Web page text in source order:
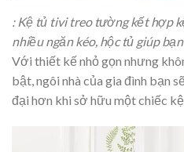
: Kệ tủ tivi treo tường kết hợp
nhiều ngăn kéo, hộc tủ giúp
Với thiết kế nhỏ gọn nhưng
bật, ngôi nhà của gia đình bạn
đại hơn khi sở hữu một chiếc